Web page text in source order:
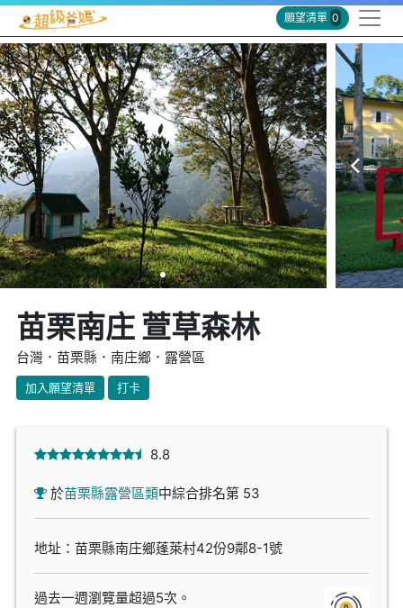
願望清單 0
苗栗南庄 萱草森林
台灣．苗栗縣．南庄鄉．露營區
加入願望清單 打卡
8.8
於苗栗縣露營區類中綜合排名第 53
地址：苗栗縣南庄鄉蓬萊村42份9鄰8-1號
過去一週瀏覽量超過5次。